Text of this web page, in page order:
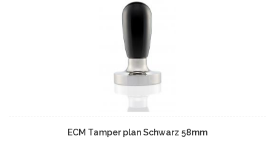
ECM Tamper plan Schwarz 58mm